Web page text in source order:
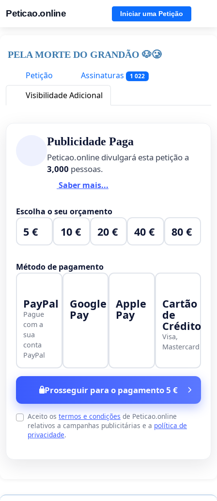
Peticao.online Iniciar uma Petição
PELA MORTE DO GRANDÃO 🐶🥲
Petição
Assinaturas 1 022
Visibilidade Adicional
Publicidade Paga
Peticao.online divulgará esta petição a
3,000 pessoas.
Saber mais...
Escolha o seu orçamento
5 € 10 € 20 € 40 € 80 €
Método de pagamento
PayPal
Pague
com a
sua
conta
PayPal
Google
Pay
Apple
Pay
Cartão
de
Crédito
Visa,
Mastercard
Prosseguir para o pagamento 5 €
Aceito os termos e condições de Peticao.online
relativos a campanhas publicitárias e a política de
privacidade.